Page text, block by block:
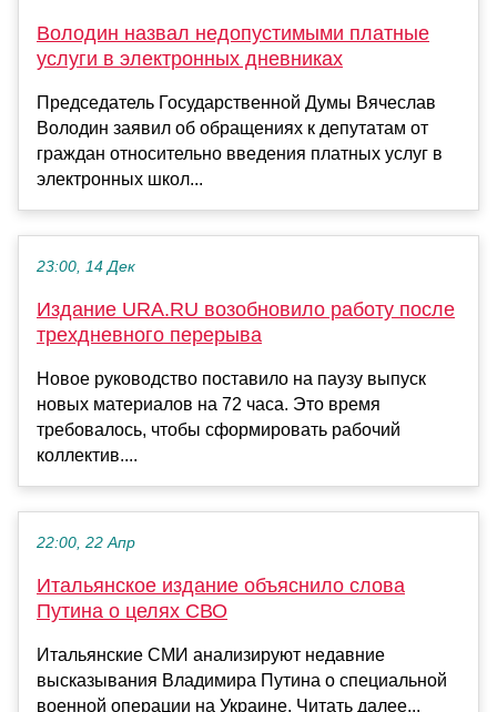
Володин назвал недопустимыми платные
услуги в электронных дневниках
Председатель Государственной Думы Вячеслав
Володин заявил об обращениях к депутатам от
граждан относительно введения платных услуг в
электронных школ...
23:00, 14 Дек
Издание URA.RU возобновило работу после
трехдневного перерыва
Новое руководство поставило на паузу выпуск
новых материалов на 72 часа. Это время
требовалось, чтобы сформировать рабочий
коллектив....
22:00, 22 Апр
Итальянское издание объяснило слова
Путина о целях СВО
Итальянские СМИ анализируют недавние
высказывания Владимира Путина о специальной
военной операции на Украине. Читать далее...